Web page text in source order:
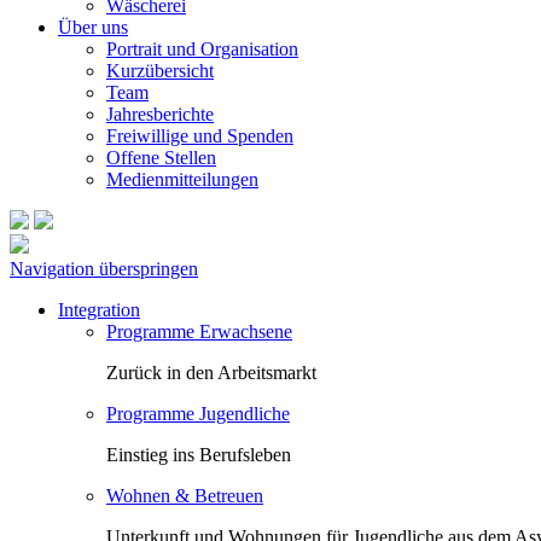
Wäscherei
Über uns
Portrait und Organisation
Kurzübersicht
Team
Jahresberichte
Freiwillige und Spenden
Offene Stellen
Medienmitteilungen
Navigation überspringen
Integration
Programme Erwachsene
Zurück in den Arbeitsmarkt
Programme Jugendliche
Einstieg ins Berufsleben
Wohnen & Betreuen
Unterkunft und Wohnungen für Jugendliche aus dem